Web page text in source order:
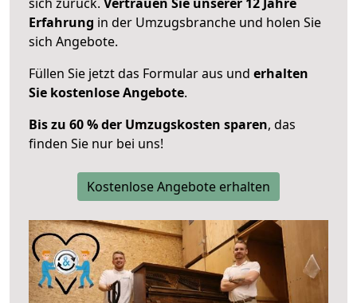
Erfahrung in der Umzugsbranche und holen Sie
sich Angebote.
Füllen Sie jetzt das Formular aus und erhalten
Sie kostenlose Angebote.
Bis zu 60 % der Umzugskosten sparen, das
finden Sie nur bei uns!
Kostenlose Angebote erhalten